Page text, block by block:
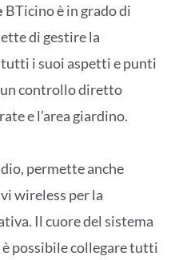
BTicino è in grado di
di gestire la
tutti i suoi aspetti e punti
controllo diretto
e l’area giardino.
permette anche
wireless per la
Il cuore del sistema
possibile collegare tutti